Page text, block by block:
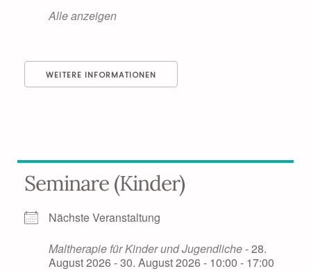
Alle anzeigen
WEITERE INFORMATIONEN
Seminare (Kinder)
Nächste Veranstaltung
Maltherapie für Kinder und Jugendliche- 28.
August 2026 - 30. August 2026 - 10:00 - 17:00